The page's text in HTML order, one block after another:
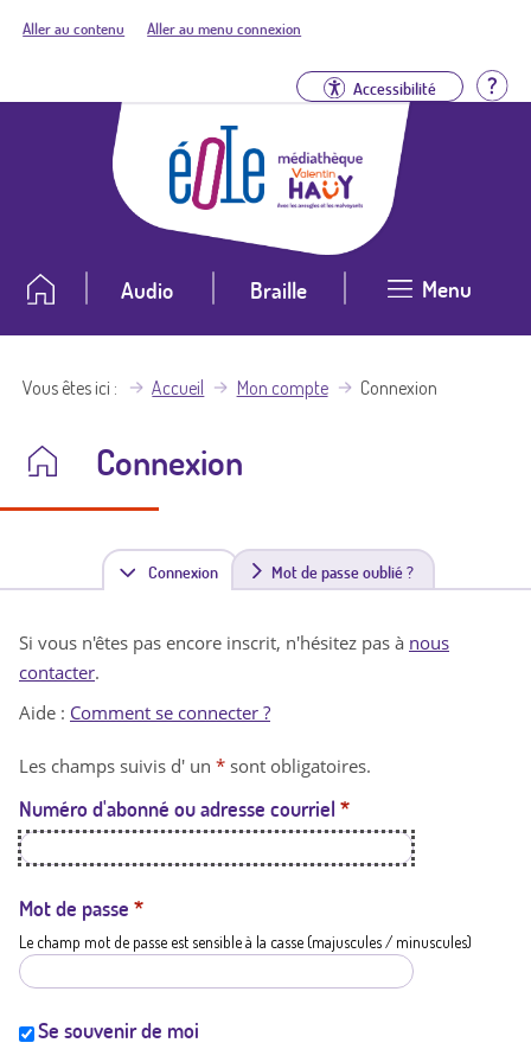
Aller au contenu Aller au menu connexion
Accessibilité
Audio Braille Menu
Vous êtes ici Accueil Mon compte Connexion
Connexion
Connexion(
n
t
a
t
i
Mot de passe oublié ?
Si vous n'êtes pas encore inscrit, n'hésitez pas à nous
contacter.
Aide : Comment se connecter ?
Les champs suivis d' un * sont obligatoires.
Numéro d'abonné ou adresse courriel *
Mot de passe *
Le champ mot de passe est sensible à la casse (majuscules / minuscules)
Se souvenir de moi